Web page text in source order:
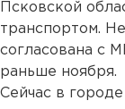
Псковской
транспортом.
согласована с
раньше ноября.
Сейчас в